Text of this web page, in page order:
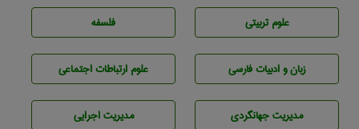
علوم تربيتی فلسفه
زبان و ادبيات فارسی علوم ارتباطات اجتماعی
مديريت جهانگردی مديريت اجرايی